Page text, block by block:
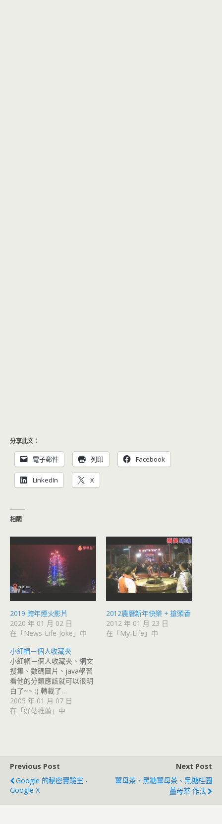
分享此文：
電子郵件 列印 Facebook
LinkedIn X
相關
2019 跨年煙火影片
2020 年 01 月 02 日
在「News-Life-Joke」中
2012農曆新年快樂 + 搶頭香
2012 年 01 月 23 日
在「My-Life」中
小紅帽－個人收藏夾
小紅帽－個人收藏夾、網文
搜集、數碼圖片、java學習
看他的分類應該就可以很明
白了~~ :) 轉載了…
2005 年 01 月 07 日
在「好站推薦」中
Previous Post
Google 的秘密實驗室 -
Google X
Next Post
薑母茶、黑糖薑母茶、黑糖桂圓
薑母茶 作法